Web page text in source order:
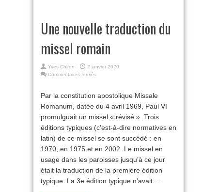
Une nouvelle traduction du
missel romain
Yves Chiron
2 janvier 2020
Commentaires ferméssur
traduction
du
romain
Par la constitution apostolique Missale
Romanum, datée du 4 avril 1969, Paul VI
promulguait un missel « révisé ». Trois
éditions typiques (c’est-à-dire normatives en
latin) de ce missel se sont succédé : en
1970, en 1975 et en 2002. Le missel en
usage dans les paroisses jusqu’à ce jour
était la traduction de la première édition
typique. La 3e édition typique n’avait ...